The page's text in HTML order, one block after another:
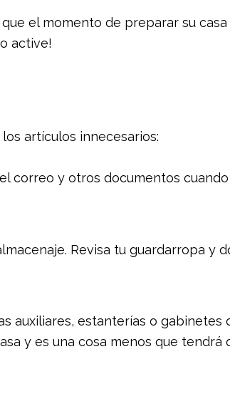
el momento de preparar su casa
active!
artículos innecesarios:
correo y otros documentos
Revisa tu guardarropa y
auxiliares, estanterías o gabinetes
y es una cosa menos que tendrá